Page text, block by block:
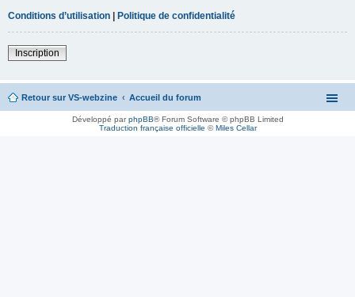
Conditions d’utilisation | Politique de confidentialité
Inscription
Retour sur VS-webzine Accueil du forum
Développé parphpBB® Forum Software © phpBB Limited
Traduction française officielle ©Miles Cellar